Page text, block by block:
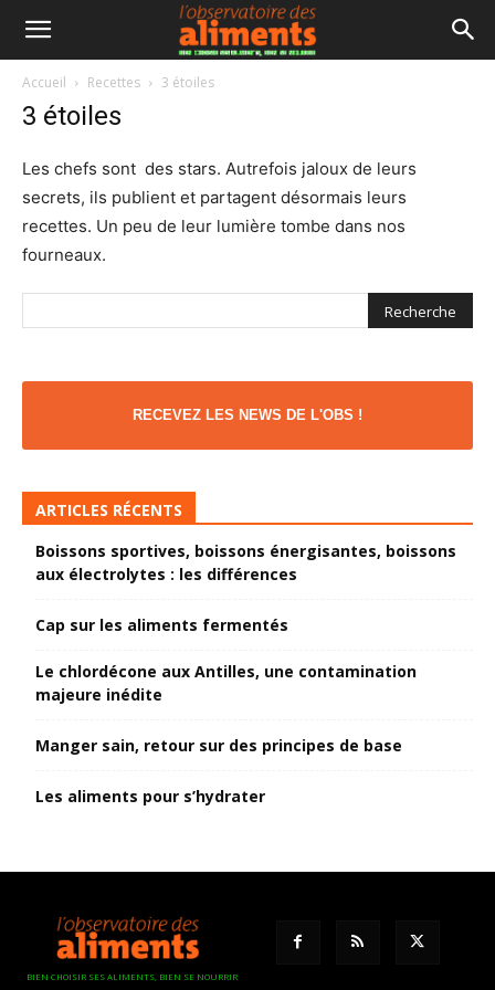
Accueil Recettes 3 étoiles
3 étoiles
Les chefs sont des stars. Autrefois jaloux de leurs
secrets, ils publient et partagent désormais leurs
recettes. Un peu de leur lumière tombe dans nos
fourneaux.
RECEVEZ LES NEWS DE L'OBS !
ARTICLES RÉCENTS
Boissons sportives, boissons énergisantes, boissons
aux électrolytes : les différences
Cap sur les aliments fermentés
Le chlordécone aux Antilles, une contamination
majeure inédite
Manger sain, retour sur des principes de base
Les aliments pour s’hydrater
BIEN CHOISIR SES ALIMENTS, BIEN SE NOURRIR